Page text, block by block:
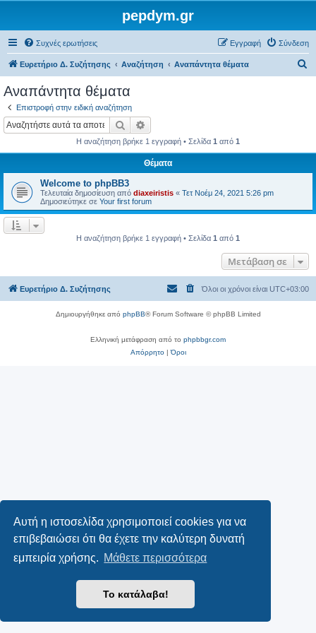
Αυτή η ιστοσελίδα χρησιμοποιεί cookies για να
επιβεβαιώσει ότι θα έχετε την καλύτερη δυνατή
εμπειρία χρήσης. Μάθετε περισσότερα
Το κατάλαβα!
pepdym.gr
Συχνές ερωτήσεις Σύνδεση
Εγγραφή
Ευρετήριο Δ. Συζήτησης Αναζήτηση Αναπάντητα θέματα
Αναπάντητα θέματα
Επιστροφή στην ειδική αναζήτηση
Αναζήτηση
Η αναζήτηση βρήκε 1 εγγραφή • Σελίδα 1 από 1
Θέματα
Welcome to phpBB3
Τελευταία δημοσίευση από diaxeiristis « Τετ Νοέμ 24, 2021 5:26 pm
Δημοσιεύτηκε σε Your first forum
Η αναζήτηση βρήκε 1 εγγραφή • Σελίδα 1 από 1
Μετάβαση σε
Ευρετήριο Δ. Συζήτησης Όλοι οι χρόνοι είναι UTC+03:00
Δημιουργήθηκε από phpBB® Forum Software © phpBB Limited
Ελληνική μετάφραση από το phpbbgr.com
Απόρρητο|Όροι